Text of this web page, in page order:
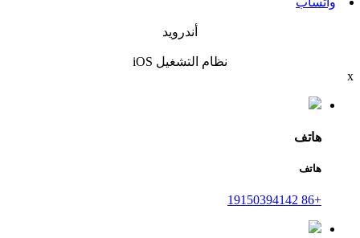
أندرويد
نظام التشغيل iOS
x
هاتف
هاتف
+86 19150394142